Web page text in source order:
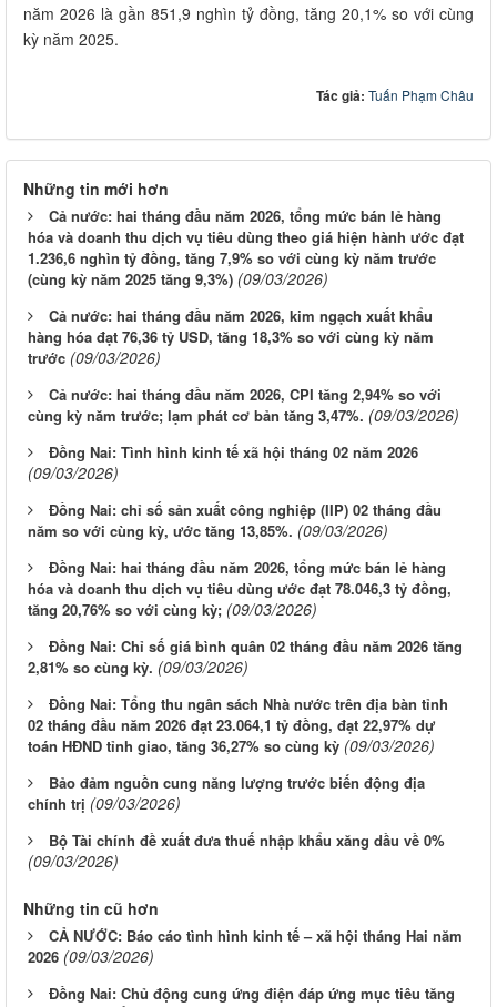
năm 2026 là gần 851,9 nghìn tỷ đồng, tăng 20,1% so với cùng
kỳ năm 2025.
Tác giả: Tuấn Phạm Châu
Những tin mới hơn
Cả nước: hai tháng đầu năm 2026, tổng mức bán lẻ hàng
hóa và doanh thu dịch vụ tiêu dùng theo giá hiện hành ước đạt
1.236,6 nghìn tỷ đồng, tăng 7,9% so với cùng kỳ năm trước
(cùng kỳ năm 2025 tăng 9,3%) (09/03/2026)
Cả nước: hai tháng đầu năm 2026, kim ngạch xuất khẩu
hàng hóa đạt 76,36 tỷ USD, tăng 18,3% so với cùng kỳ năm
trước (09/03/2026)
Cả nước: hai tháng đầu năm 2026, CPI tăng 2,94% so với
cùng kỳ năm trước; lạm phát cơ bản tăng 3,47%. (09/03/2026)
Đồng Nai: Tình hình kinh tế xã hội tháng 02 năm 2026
(09/03/2026)
Đồng Nai: chỉ số sản xuất công nghiệp (IIP) 02 tháng đầu
năm so với cùng kỳ, ước tăng 13,85%. (09/03/2026)
Đồng Nai: hai tháng đầu năm 2026, tổng mức bán lẻ hàng
hóa và doanh thu dịch vụ tiêu dùng ước đạt 78.046,3 tỷ đồng,
tăng 20,76% so với cùng kỳ; (09/03/2026)
Đồng Nai: Chỉ số giá bình quân 02 tháng đầu năm 2026 tăng
2,81% so cùng kỳ. (09/03/2026)
Đồng Nai: Tổng thu ngân sách Nhà nước trên địa bàn tỉnh
02 tháng đầu năm 2026 đạt 23.064,1 tỷ đồng, đạt 22,97% dự
toán HĐND tỉnh giao, tăng 36,27% so cùng kỳ (09/03/2026)
Bảo đảm nguồn cung năng lượng trước biến động địa
chính trị (09/03/2026)
Bộ Tài chính đề xuất đưa thuế nhập khẩu xăng dầu về 0%
(09/03/2026)
Những tin cũ hơn
CẢ NƯỚC: Báo cáo tình hình kinh tế – xã hội tháng Hai năm
2026 (09/03/2026)
Đồng Nai: Chủ động cung ứng điện đáp ứng mục tiêu tăng